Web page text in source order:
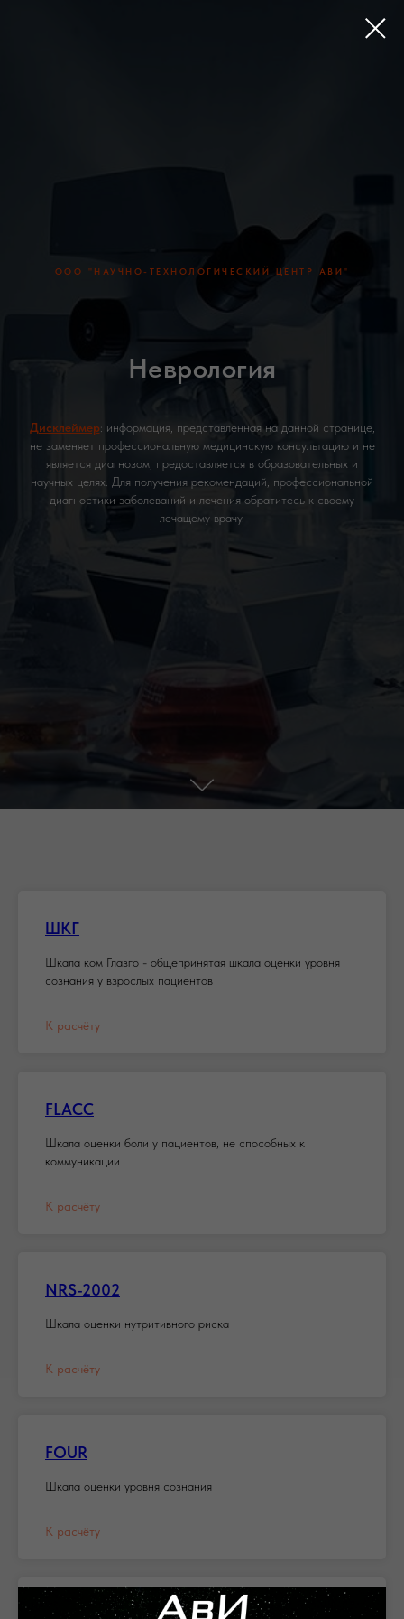
ООО "НАУЧНО-ТЕХНОЛОГИЧЕСКИЙ ЦЕНТР АВИ"
Неврология
Дисклеймер: информация, представленная на данной странице,
не заменяет профессиональную медицинскую консультацию и не
является диагнозом, предоставляется в образовательных и
научных целях. Для получения рекомендаций, профессиональной
диагностики заболеваний и лечения обратитесь к своему
лечащему врачу.
ШКГ
Шкала ком Глазго - общепринятая шкала оценки уровня
сознания у взрослых пациентов
К расчёту
FLACC
Шкала оценки боли у пациентов, не способных к
коммуникации
К расчёту
NRS-2002
Шкала оценки нутритивного риска
К расчёту
FOUR
Шкала оценки уровня сознания
К расчёту
NSS